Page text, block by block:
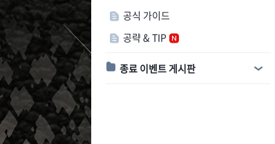
공식 가이드
공략 & TIP
종료 이벤트 게시판